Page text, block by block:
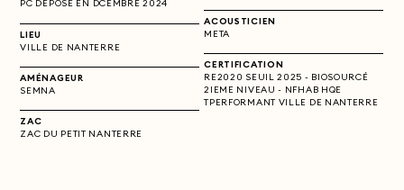
PC DÉPOSÉ EN DCEMBRE 2024
LIEU
VILLE DE NANTERRE
AMÉNAGEUR
SEMNA
ZAC
ZAC DU PETIT NANTERRE
ACOUSTICIEN
META
CERTIFICATION
RE2020 SEUIL 2025 - BIOSOURCÉ
2IEME NIVEAU - NFHAB HQE
TPERFORMANT VILLE DE NANTERRE